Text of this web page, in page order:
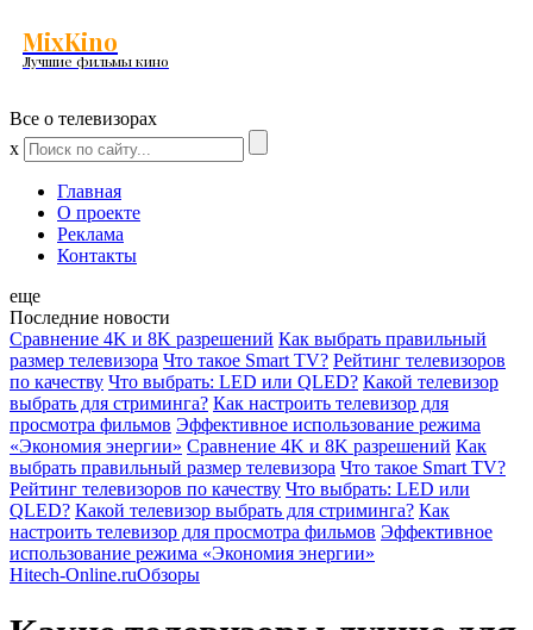
MixKino
Лучшие фильмы кино
Все о телевизорах
x
Главная
О проекте
Реклама
Контакты
еще
Последние новости
Сравнение 4K и 8K разрешений Как выбрать правильный
размер телевизора Что такое Smart TV? Рейтинг телевизоров
по качеству Что выбрать: LED или QLED? Какой телевизор
выбрать для стриминга? Как настроить телевизор для
просмотра фильмов Эффективное использование режима
«Экономия энергии» Сравнение 4K и 8K разрешений Как
выбрать правильный размер телевизора Что такое Smart TV?
Рейтинг телевизоров по качеству Что выбрать: LED или
QLED? Какой телевизор выбрать для стриминга? Как
настроить телевизор для просмотра фильмов Эффективное
использование режима «Экономия энергии»
Hitech-Online.ruОбзоры